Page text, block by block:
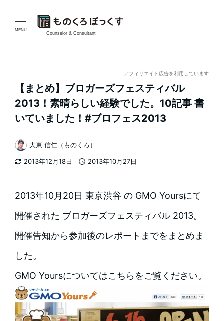
MENU
Counselor & Consultant
アフィリエイト広告を利用しています
【まとめ】ブロガーズフェスティバル
2013！素晴らしい経験でした。10記事 書
いていました！#ブロフェス2013
2013年12月18日
2013年10月27日
著
者
大東 信仁（ものくろ）
2013年10月20日 東京渋谷 の GMO Yoursにて
開催された ブロガーズフェスティバル 2013。
開催告知から参加後のレポートまでをまとめま
した。
GMO Yoursについてはこちらをご覧ください。